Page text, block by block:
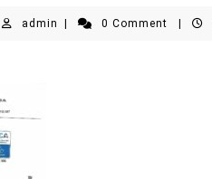
admin admin 0 Comment